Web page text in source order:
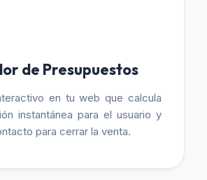
de Presupuestos
en tu web que calcula
instantánea para el usuario y
para cerrar la venta.